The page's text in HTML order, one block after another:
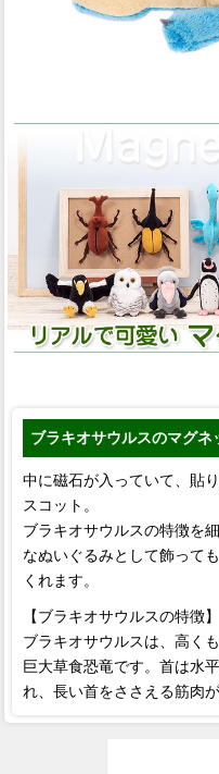
ブラキオサウルスのマグネ
中に磁石が入っていて、貼
スコット。
ブラキオサウルスの特徴を
なぬいぐるみとして飾って
くれます。
【ブラキオサウルスの特徴】
ブラキオサウルスは、高く
巨大草食恐竜です。首は水
れ、長い首をささえる筋肉が